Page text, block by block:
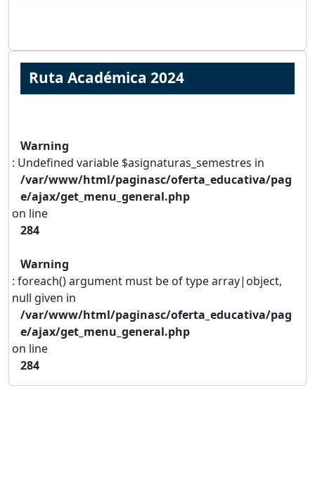
Ruta Académica 2024
Warning
: Undefined variable $asignaturas_semestres in
/var/www/html/paginasc/oferta_educativa/pag
e/ajax/get_menu_general.php
on line
284
Warning
: foreach() argument must be of type array|object,
null given in
/var/www/html/paginasc/oferta_educativa/pag
e/ajax/get_menu_general.php
on line
284